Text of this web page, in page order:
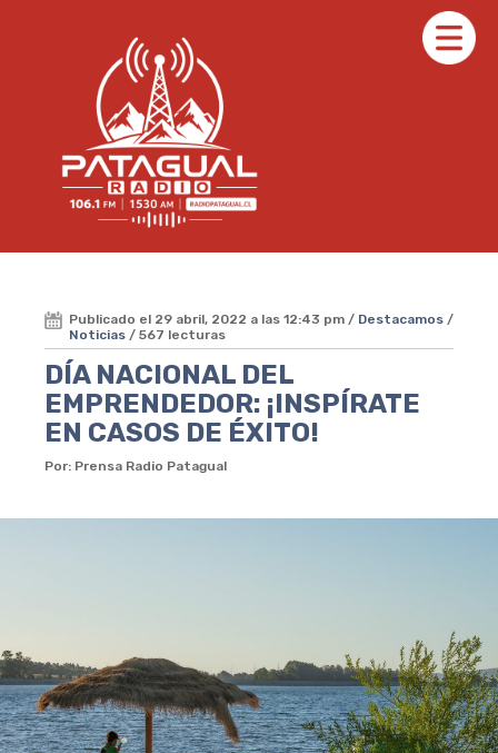
Publicado el 29 abril, 2022 a las 12:43 pm / Destacamos /
Noticias / 567 lecturas
DÍA NACIONAL DEL
EMPRENDEDOR: ¡INSPÍRATE
EN CASOS DE ÉXITO!
Por: Prensa Radio Patagual